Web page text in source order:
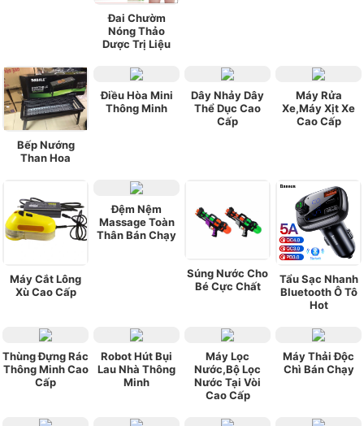
Đai Chườm
Nóng Thảo
Dược Trị Liệu
Bếp Nướng
Than Hoa
Điều Hòa Mini
Thông Minh
Dây Nhảy Dây
Thể Dục Cao
Cấp
Máy Rửa
Xe,Máy Xịt Xe
Cao Cấp
Máy Cắt Lông
Xù Cao Cấp
Đệm Nệm
Massage Toàn
Thân Bán Chạy
Súng Nước Cho
Bé Cực Chất
Tẩu Sạc Nhanh
Bluetooth Ô Tô
Hot
Thùng Đựng Rác
Thông Minh Cao
Cấp
Robot Hút Bụi
Lau Nhà Thông
Minh
Máy Lọc
Nước,Bộ Lọc
Nước Tại Vòi
Cao Cấp
Máy Thải Độc
Chì Bán Chạy